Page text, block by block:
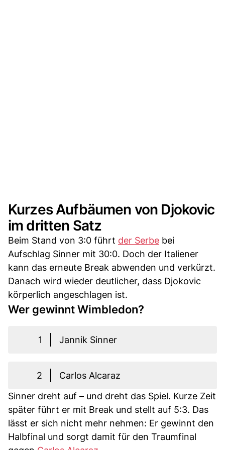
Kurzes Aufbäumen von Djokovic
im dritten Satz
Beim Stand von 3:0 führt der Serbe bei
Aufschlag Sinner mit 30:0. Doch der Italiener
kann das erneute Break abwenden und verkürzt.
Danach wird wieder deutlicher, dass Djokovic
körperlich angeschlagen ist.
Wer gewinnt Wimbledon?
1 Jannik Sinner
2
Carlos Alcaraz
Sinner dreht auf – und dreht das Spiel. Kurze Zeit
später führt er mit Break und stellt auf 5:3. Das
lässt er sich nicht mehr nehmen: Er gewinnt den
Halbfinal und sorgt damit für den Traumfinal